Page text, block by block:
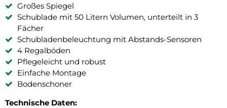
Großes Spiegel
Schublade mit 50 Litern Volumen, unterteilt in 3
Fächer
Schubladenbeleuchtung mit Abstands-Sensoren
4 Regalböden
Pflegeleicht und robust
Einfache Montage
Bodenschoner
Technische Daten: